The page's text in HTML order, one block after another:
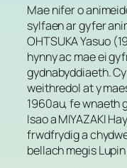
Mae nifer o
sylfaen ar gyfer
OHTSUKA Yasuo
hynny ac mae ei
gydnabyddiaeth.
weithredol at y
1960au, fe wnaeth
Isao a MIYAZAKI
frwdfrydig a
bellach megis